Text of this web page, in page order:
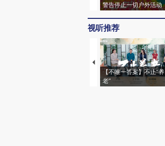
警告停止一切户外活动
视听推荐
【不唯一答案】不止“养
老”